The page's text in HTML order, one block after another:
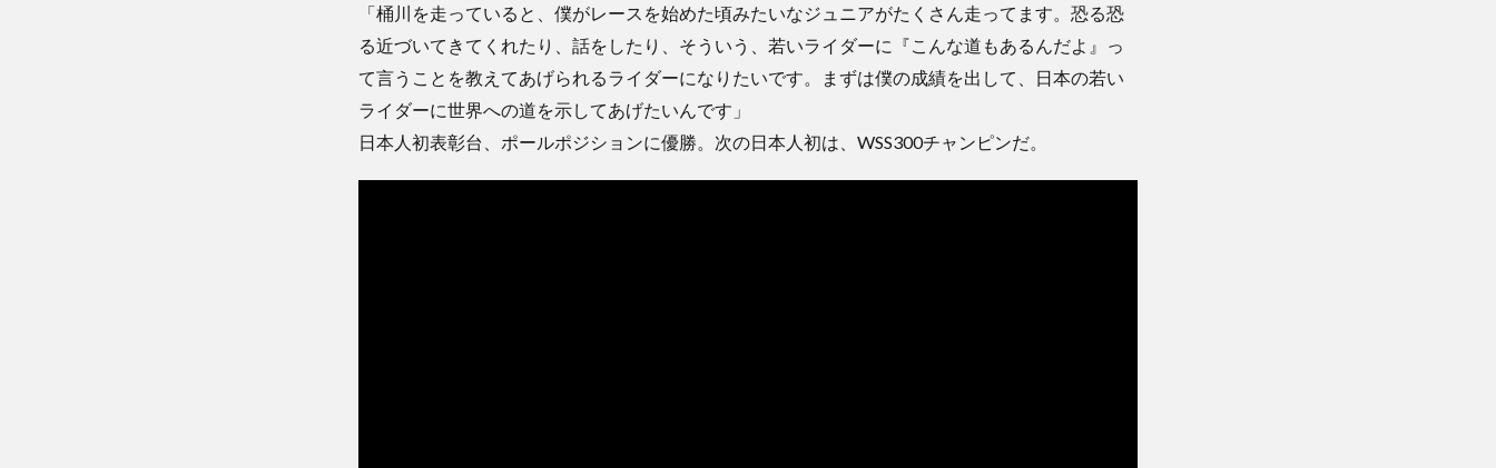
「桶川を走っていると、僕がレースを始めた頃みたいなジュニアがたくさん走ってます。恐る恐
る近づいてきてくれたり、話をしたり、そういう、若いライダーに『こんな道もあるんだよ』っ
て言うことを教えてあげられるライダーになりたいです。まずは僕の成績を出して、日本の若い
ライダーに世界への道を示してあげたいんです」
日本人初表彰台、ポールポジションに優勝。次の日本人初は、WSS300チャンピンだ。